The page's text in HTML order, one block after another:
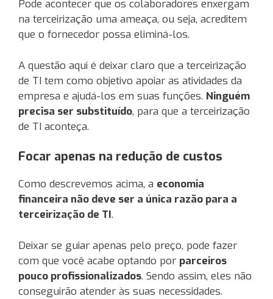
Pode acontecer que os colaboradores enxergam
na terceirização uma ameaça, ou seja, acreditem
que o fornecedor possa eliminá-los.
A questão aqui é deixar claro que a terceirização
de TI tem como objetivo apoiar as atividades da
empresa e ajudá-los em suas funções. Ninguém
precisa ser substituído, para que a terceirização
de TI aconteça.
Focar apenas na redução de custos
Como descrevemos acima, a economia
financeira não deve ser a única razão para a
terceirização de TI.
Deixar se guiar apenas pelo preço, pode fazer
com que você acabe optando por parceiros
pouco profissionalizados. Sendo assim, eles não
conseguirão atender às suas necessidades.